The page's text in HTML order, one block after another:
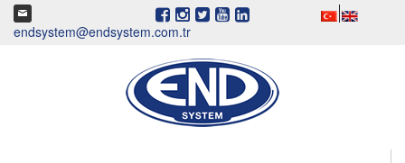
endsystem@endsystem.com.tr